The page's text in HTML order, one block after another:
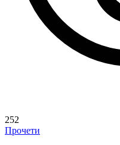
252
Прочети